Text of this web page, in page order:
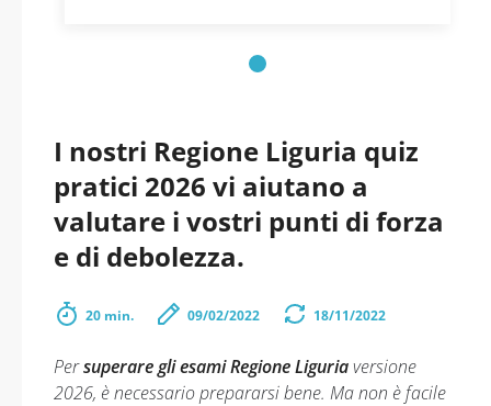
I nostri Regione Liguria quiz
pratici 2026 vi aiutano a
valutare i vostri punti di forza
e di debolezza.
20 min. 09/02/2022 18/11/2022
Persuperare gli esami Regione Liguriaversione
2026, è necessario prepararsi bene. Ma non è facile